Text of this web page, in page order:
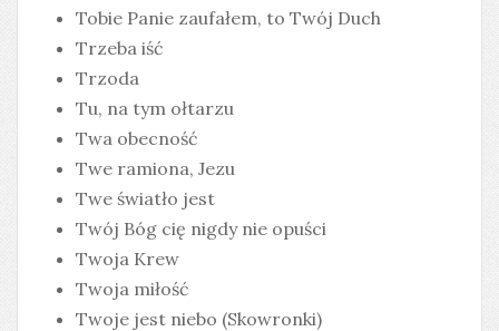
Tobie Panie zaufałem, to Twój Duch
Trzeba iść
Trzoda
Tu, na tym ołtarzu
Twa obecność
Twe ramiona, Jezu
Twe światło jest
Twój Bóg cię nigdy nie opuści
Twoja Krew
Twoja miłość
Twoje jest niebo (Skowronki)